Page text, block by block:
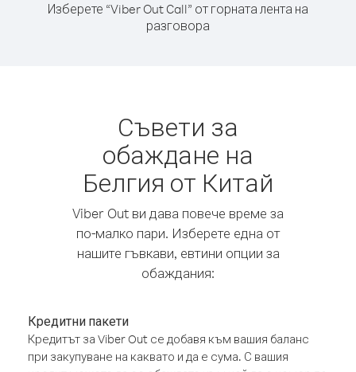
Изберете “Viber Out Call” от горната лента на
разговора
Съвети за
обаждане на
Белгия от Китай
Viber Out ви дава повече време за
по-малко пари. Изберете една от
нашите гъвкави, евтини опции за
обаждания:
Кредитни пакети
Кредитът за Viber Out се добавя към вашия баланс
при закупуване на каквато и да е сума. С вашия